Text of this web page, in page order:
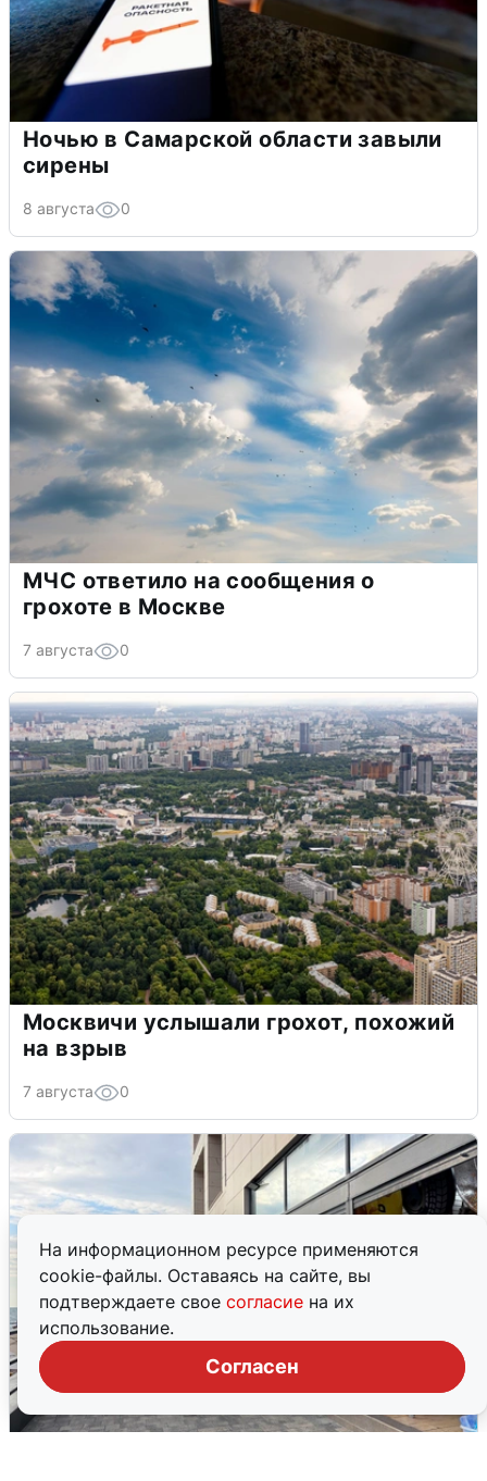
На информационном ресурсе применяются
cookie-файлы. Оставаясь на сайте, вы
подтверждаете свое согласие на их
использование.
Согласен
Ночью в Самарской области завыли
сирены
8 августа 0
МЧС ответило на сообщения о
грохоте в Москве
7 августа 0
Москвичи услышали грохот, похожий
на взрыв
7 августа 0